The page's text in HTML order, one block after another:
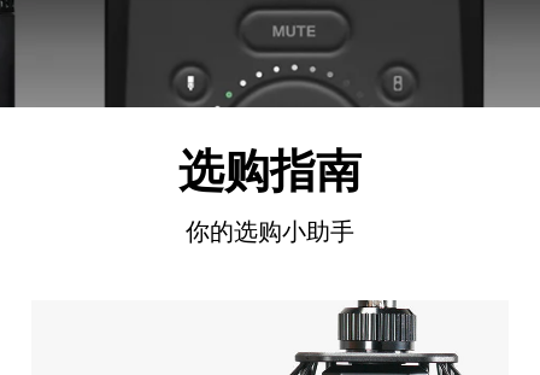
选购指南
你的选购小助手